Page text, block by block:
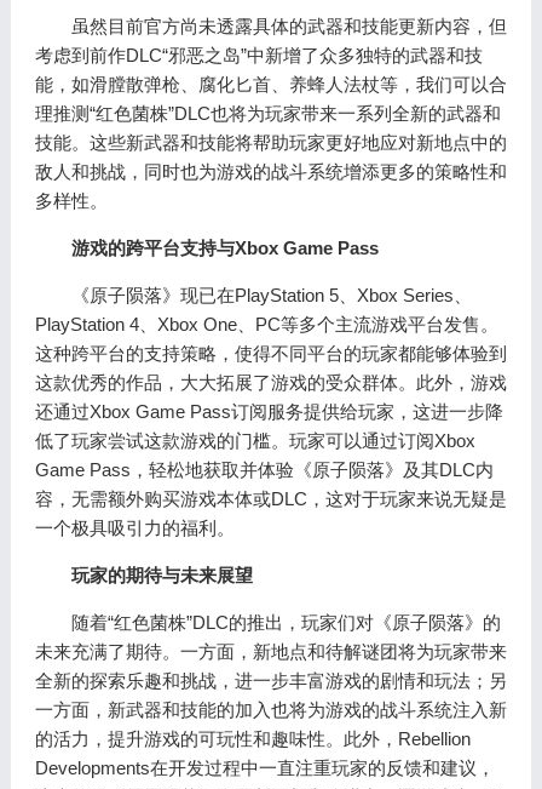
虽然目前官方尚未透露具体的武器和技能更新内容，但
考虑到前作DLC“邪恶之岛”中新增了众多独特的武器和技
能，如滑膛散弹枪、腐化匕首、养蜂人法杖等，我们可以合
理推测“红色菌株”DLC也将为玩家带来一系列全新的武器和
技能。这些新武器和技能将帮助玩家更好地应对新地点中的
敌人和挑战，同时也为游戏的战斗系统增添更多的策略性和
多样性。
游戏的跨平台支持与Xbox Game Pass
《原子陨落》现已在PlayStation 5、Xbox Series、
PlayStation 4、Xbox One、PC等多个主流游戏平台发售。
这种跨平台的支持策略，使得不同平台的玩家都能够体验到
这款优秀的作品，大大拓展了游戏的受众群体。此外，游戏
还通过Xbox Game Pass订阅服务提供给玩家，这进一步降
低了玩家尝试这款游戏的门槛。玩家可以通过订阅Xbox
Game Pass，轻松地获取并体验《原子陨落》及其DLC内
容，无需额外购买游戏本体或DLC，这对于玩家来说无疑是
一个极具吸引力的福利。
玩家的期待与未来展望
随着“红色菌株”DLC的推出，玩家们对《原子陨落》的
未来充满了期待。一方面，新地点和待解谜团将为玩家带来
全新的探索乐趣和挑战，进一步丰富游戏的剧情和玩法；另
一方面，新武器和技能的加入也将为游戏的战斗系统注入新
的活力，提升游戏的可玩性和趣味性。此外，Rebellion
Developments在开发过程中一直注重玩家的反馈和建议，